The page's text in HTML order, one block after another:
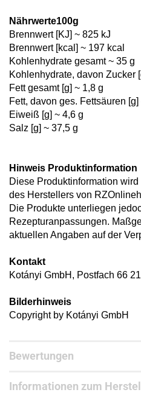
Nährwerte100g
Brennwert [KJ] ~ 825 kJ
Brennwert [kcal] ~ 197 kcal
Kohlenhydrate gesamt ~ 35 g
Kohlenhydrate, davon Zucker
Fett gesamt [g] ~ 1,8 g
Fett, davon ges. Fettsäuren [g]
Eiweiß [g] ~ 4,6 g
Salz [g] ~ 37,5 g
Hinweis Produktinformation
Diese Produktinformation
des Herstellers von
Die Produkte unterliegen
Rezepturanpassungen.
aktuellen Angaben auf der
Kontakt
Kotányi GmbH, Postfach 66
Bilderhinweis
Copyright by Kotányi GmbH
Bewertungen
Informationen zum